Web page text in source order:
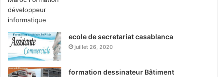
ecole de secretariat casablanca
juillet 26, 2020
formation dessinateur Bâtiment